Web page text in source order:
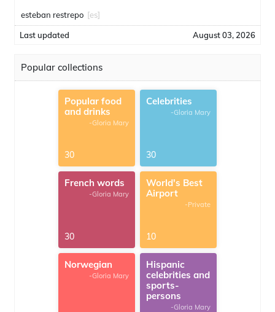
esteban restrepo [es]
Last updated August 03, 2026
Popular collections
Popular food
and drinks
-Gloria Mary
30
Celebrities
-Gloria Mary
30
French words
-Gloria Mary
30
World's Best
Airport
-Private
10
Norwegian
-Gloria Mary
Hispanic
celebrities and
sports-
persons
-Gloria Mary